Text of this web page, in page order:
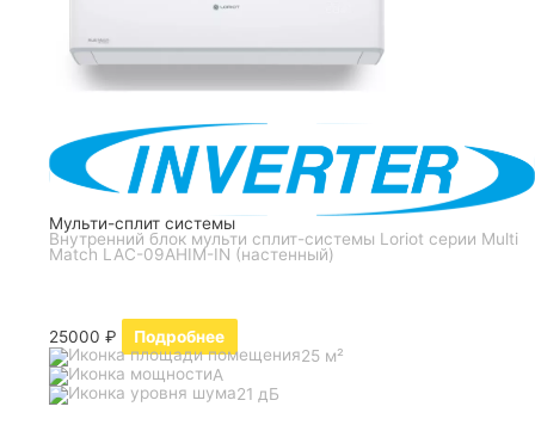
Мульти-сплит системы
Внутренний блок мульти сплит-системы Loriot серии Multi
Match LAC-09AHIM-IN (настенный)
25000₽
Подробнее
25 м²
A
21 дБ